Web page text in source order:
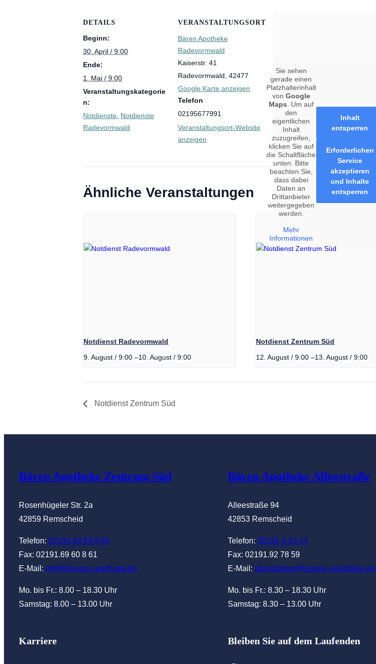
Medikationsberatung
Orale Krebstherapie
Inkontinenz
Pflegehilfsmittel
Kompressionsstrümpfe
Kinderheilkunde
Rowa Automat
DETAILS
Beginn:
30. April / 9:00
Ende:
1. Mai / 9:00
Veranstaltungskategorie
n:
Notdienste Notdienste
Radevormwald
VERANSTALTUNGSORT
Bären Apotheke
Radevormwald
Kaiserstr. 41
Radevormwald 42477
Google Karte anzeigen
Telefon
02195677991
Veranstaltungsort-Website
anzeigen
Sie sehen
gerade einen
Platzhalterinhalt
von Google
Maps . Um auf
den
eigentlichen
Inhalt
zuzugreifen,
klicken Sie auf
die Schaltfläche
unten. Bitte
beachten Sie,
dass dabei
Daten an
Drittanbieter
weitergegeben
werden.
Mehr
Informationen
Inhalt
entsperren
Erforderlichen
Service
akzeptieren
und Inhalte
entsperren
Ähnliche Veranstaltungen
Notdienst Radevormwald
9. August / 9:00 –10. August / 9:00
Notdienst Zentrum Süd
12. August / 9:00 –13. August / 9:00
Notdienst Zentrum Süd
Bären Apotheke Zentrum Süd
Rosenhügeler Str. 2a
42859 Remscheid
Telefon: 02191.69 60 8 60
Fax: 02191.69 60 8 61
E-Mail: info@baeren-apotheke.de
Mo. bis Fr.: 8.00 – 18.30 Uhr
Samstag: 8.00 – 13.00 Uhr
Bären Apotheke Alleestraße
Alleestraße 94
42853 Remscheid
Telefon: 02191.2 23 24
Fax: 02191.92 78 59
E-Mail: alleestrasse@baeren-apotheke.de
Mo. bis Fr.: 8.30 – 18.30 Uhr
Samstag: 8.30 – 13.00 Uhr
Karriere Bleiben Sie auf dem Laufenden